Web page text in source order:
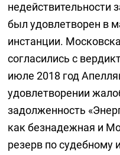
недействительности
был удовлетворен в
инстанции.
согласились с
июле 2018 год
удовлетворении
задолженность
как безнадежная и
резерв по судебному